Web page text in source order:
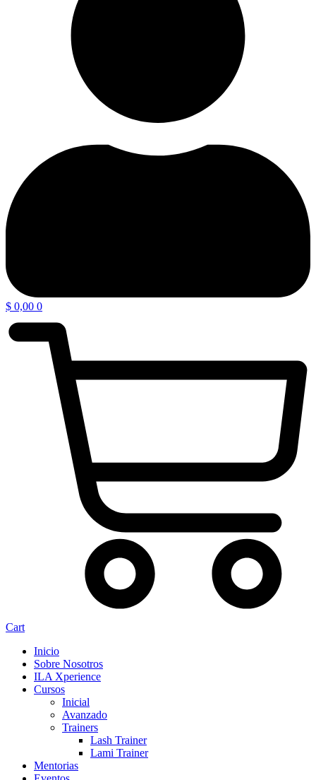
$ 0,00 0
Cart
Inicio
Sobre Nosotros
ILA Xperience
Cursos
Inicial
Avanzado
Trainers
Lash Trainer
Lami Trainer
Mentorias